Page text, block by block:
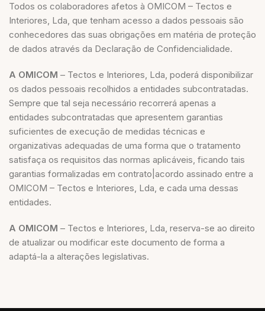
Todos os colaboradores afetos à OMICOM – Tectos e
Interiores, Lda, que tenham acesso a dados pessoais são
conhecedores das suas obrigações em matéria de proteção
de dados através da Declaração de Confidencialidade.
A OMICOM – Tectos e Interiores, Lda, poderá disponibilizar
os dados pessoais recolhidos a entidades subcontratadas.
Sempre que tal seja necessário recorrerá apenas a
entidades subcontratadas que apresentem garantias
suficientes de execução de medidas técnicas e
organizativas adequadas de uma forma que o tratamento
satisfaça os requisitos das normas aplicáveis, ficando tais
garantias formalizadas em contrato|acordo assinado entre a
OMICOM – Tectos e Interiores, Lda, e cada uma dessas
entidades.
A OMICOM – Tectos e Interiores, Lda, reserva-se ao direito
de atualizar ou modificar este documento de forma a
adaptá-la a alterações legislativas.